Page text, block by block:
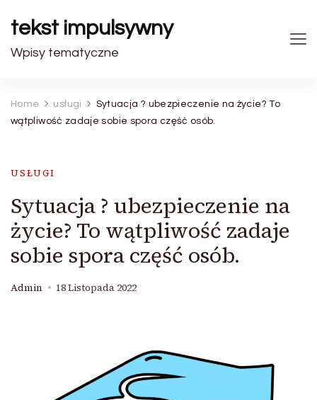
tekst impulsywny
Wpisy tematyczne
Home usługi
Sytuacja ? ubezpieczenie na życie? To
wątpliwość zadaje sobie spora część osób.
USŁUGI
Sytuacja ? ubezpieczenie na
życie? To wątpliwość zadaje
sobie spora część osób.
Admin 18 Listopada 2022